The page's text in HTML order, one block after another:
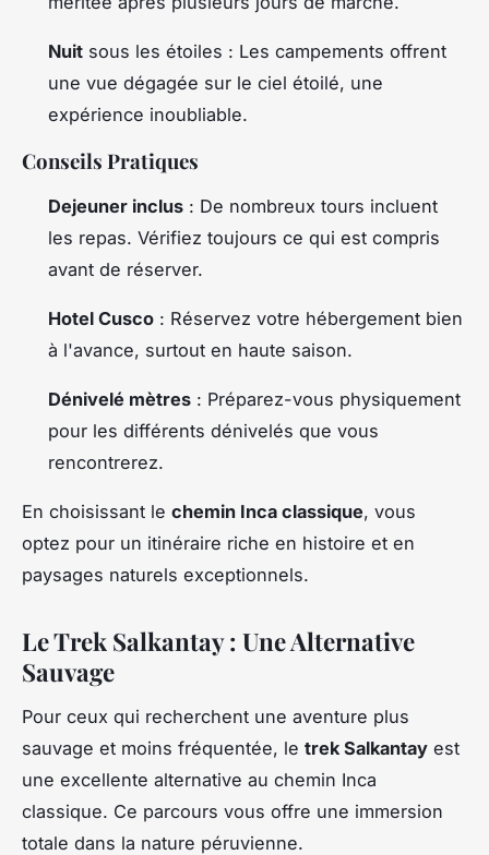
Nuit sous les étoiles : Les campements offrent
une vue dégagée sur le ciel étoilé, une
expérience inoubliable.
Conseils Pratiques
Dejeuner inclus : De nombreux tours incluent
les repas. Vérifiez toujours ce qui est compris
avant de réserver.
Hotel Cusco : Réservez votre hébergement bien
à l'avance, surtout en haute saison.
Dénivelé mètres : Préparez-vous physiquement
pour les différents dénivelés que vous
rencontrerez.
En choisissant le chemin Inca classique, vous
optez pour un itinéraire riche en histoire et en
paysages naturels exceptionnels.
Le Trek Salkantay : Une Alternative
Sauvage
Pour ceux qui recherchent une aventure plus
sauvage et moins fréquentée, le trek Salkantay est
une excellente alternative au chemin Inca
classique. Ce parcours vous offre une immersion
totale dans la nature péruvienne.